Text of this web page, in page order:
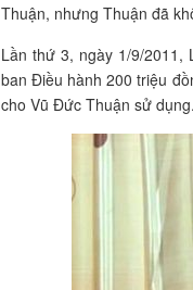
Thuận, nhưng Thuận đã
Lần thứ 3, ngày 1/9/2011,
ban Điều hành 200 triệu
cho Vũ Đức Thuận sử dụng.